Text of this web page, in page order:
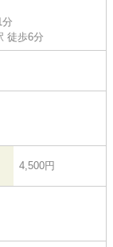
分
徒歩6分
4,500円